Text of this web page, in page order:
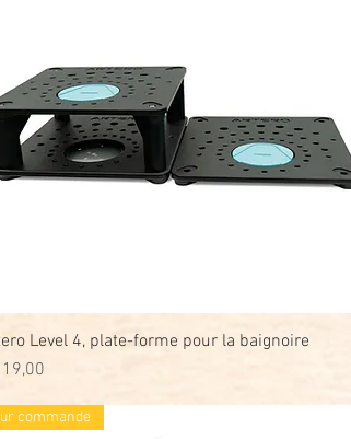
Snel overzicht
Level 4, plate-forme pour la baignoire
commande